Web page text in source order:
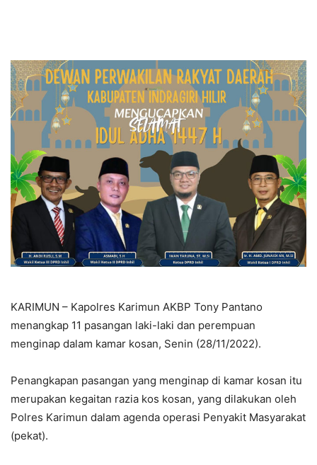
KARIMUN – Kapolres Karimun AKBP Tony Pantano
menangkap 11 pasangan laki-laki dan perempuan
menginap dalam kamar kosan, Senin (28/11/2022).
Penangkapan pasangan yang menginap di kamar kosan itu
merupakan kegaitan razia kos kosan, yang dilakukan oleh
Polres Karimun dalam agenda operasi Penyakit Masyarakat
(pekat).